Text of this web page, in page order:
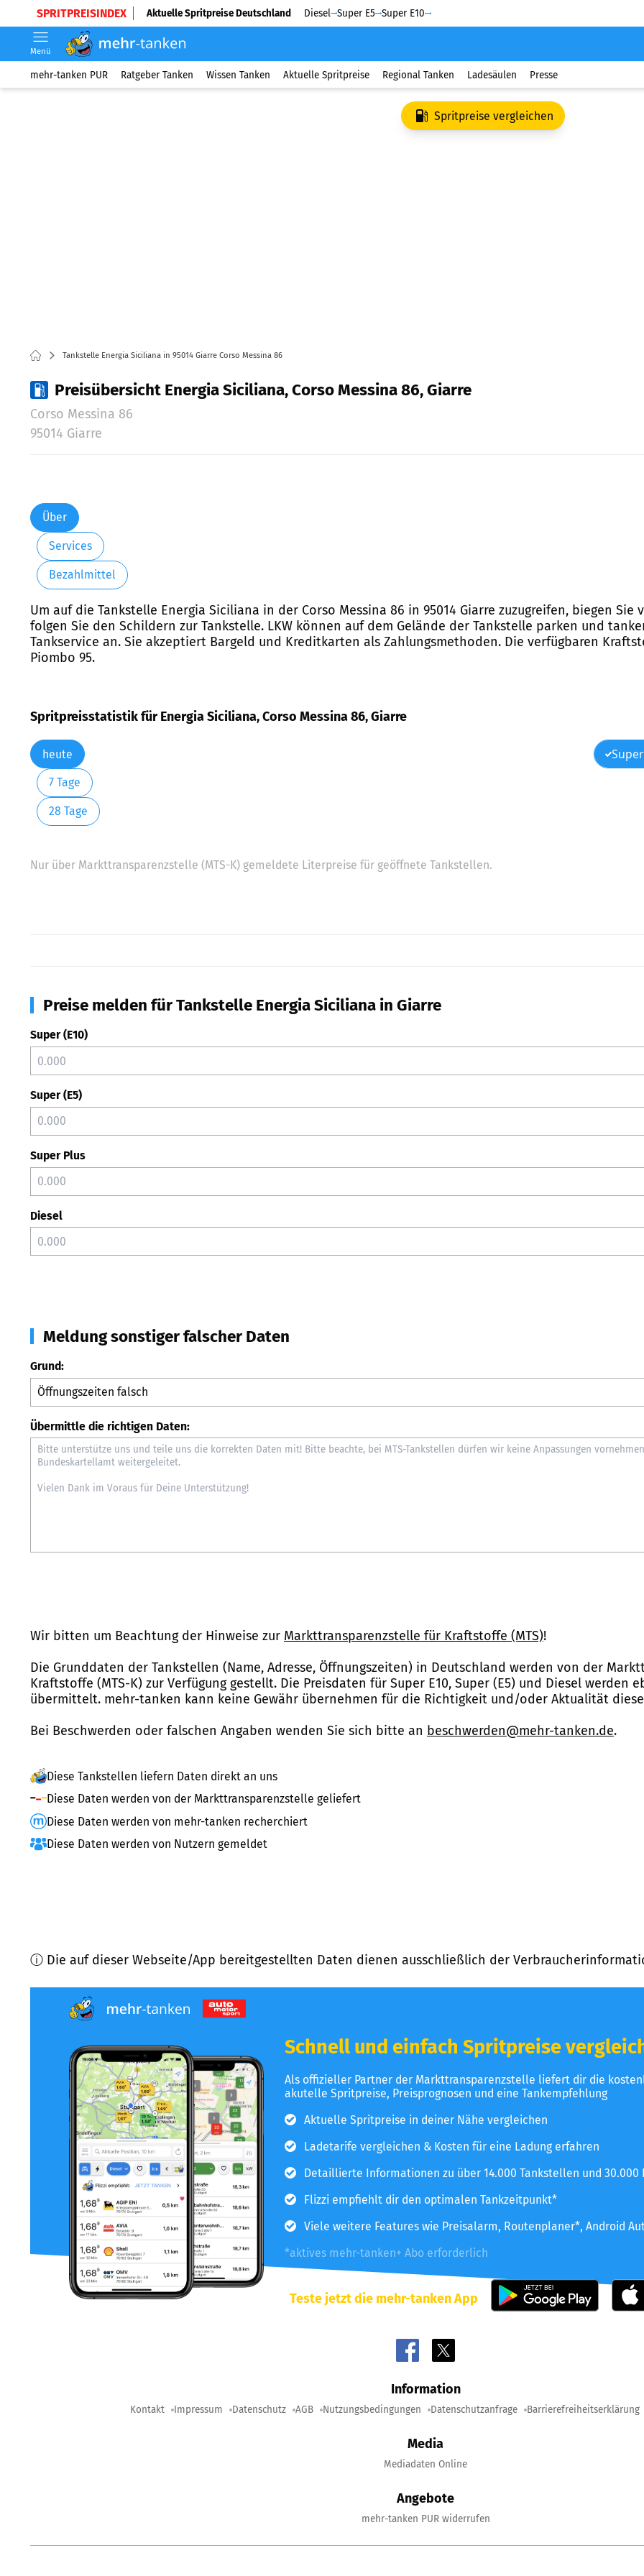
SPRITPREISINDEX Aktuelle Spritpreise Deutschland Diesel Super E5 Super E10
Menü
mehr-tanken PUR Ratgeber Tanken Wissen Tanken Aktuelle Spritpreise Regional Tanken Ladesäulen Presse
Spritpreise vergleichen
Tankstelle Energia Siciliana in 95014 Giarre Corso Messina 86
Preisübersicht Energia Siciliana, Corso Messina 86, Giarre
Corso Messina 86
95014 Giarre
Über
Services
Bezahlmittel
Um auf die Tankstelle Energia Siciliana in der Corso Messina 86 in 95014 Giarre zuzugreifen, biegen
folgen Sie den Schildern zur Tankstelle. LKW können auf dem Gelände der Tankstelle parken und
Tankservice an. Sie akzeptiert Bargeld und Kreditkarten als Zahlungsmethoden. Die verfügbaren
Piombo 95.
Spritpreisstatistik für Energia Siciliana, Corso Messina 86, Giarre
heute
7 Tage
28 Tage
Nur über Markttransparenzstelle (MTS-K) gemeldete Literpreise für geöffnete Tankstellen.
Preise melden für Tankstelle Energia Siciliana in Giarre
Super (E10)
Super (E5)
Super Plus
Diesel
Meldung sonstiger falscher Daten
Grund:
Übermittle die richtigen Daten:
Wir bitten um Beachtung der Hinweise zur Markttransparenzstelle für Kraftstoffe (MTS)!
Die Grunddaten der Tankstellen (Name, Adresse, Öffnungszeiten) in Deutschland werden von der
Kraftstoffe (MTS-K) zur Verfügung gestellt. Die Preisdaten für Super E10, Super (E5) und Diesel werden
übermittelt. mehr-tanken kann keine Gewähr übernehmen für die Richtigkeit und/oder Aktualität
Bei Beschwerden oder falschen Angaben wenden Sie sich bitte an beschwerden@mehr-tanken.de.
Diese Tankstellen liefern Daten direkt an uns
Diese Daten werden von der Markttransparenzstelle geliefert
Diese Daten werden von mehr-tanken recherchiert
Diese Daten werden von Nutzern gemeldet
ⓘ Die auf dieser Webseite/App bereitgestellten Daten dienen ausschließlich der
Schnell und einfach Spritpreise
Als offizieller Partner der Markttransparenzstelle liefert dir die
akutelle Spritpreise, Preisprognosen und eine Tankempfehlung
Aktuelle Spritpreise in deiner Nähe vergleichen
Ladetarife vergleichen & Kosten für eine Ladung erfahren
Detaillierte Informationen zu über 14.000 Tankstellen und 30.000
Flizzi empfiehlt dir den optimalen Tankzeitpunkt*
Viele weitere Features wie Preisalarm, Routenplaner*, Android
*aktives mehr-tanken+ Abo erforderlich
Teste jetzt die mehr-tanken App
Information
Kontakt Impressum Datenschutz AGB Nutzungsbedingungen Datenschutzanfrage Barrierefreiheitserklärung
Media
Mediadaten Online
Angebote
mehr-tanken PUR widerrufen